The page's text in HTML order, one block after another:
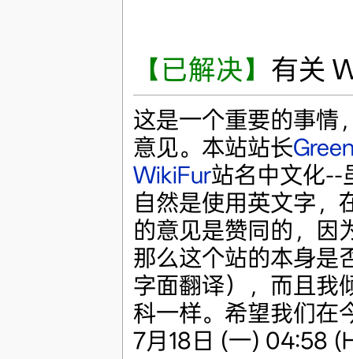
【已解决】 有关
这是一个重要的事情
意见。本站站长
WikiFur站名中文化--
自然是使用英文字，
的意见是赞同的，因
那么这个站的本身是
字面翻译），而且我
科一样。希望我们在
7月18日 (一) 04:58